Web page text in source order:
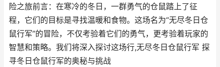
险之旅前言：在寒冷的冬日，一群勇气的仓鼠踏上了征
程，它们的目标是寻找温暖和食物。这场名为“无尽冬日仓
鼠行军”的冒险，不仅考验着它们的勇气，更考验着玩家的
智慧和策略。我们将深入探讨这场行,无尽冬日仓鼠行军 探
寻冬日仓鼠行军的奥秘与挑战